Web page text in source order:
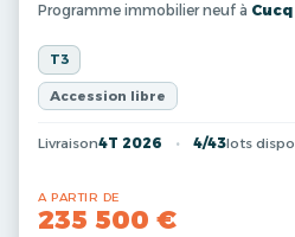
Programme immobilier neuf à Cucq
T3
Accession libre
Livraison4T 2026 4/43lots dispo
A PARTIR DE
235 500 €